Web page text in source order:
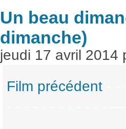
Un beau
dimanche)
jeudi 17 avril 2014
Film précédent